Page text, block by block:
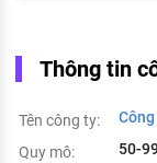
Thông tin
Tên công ty:
Quy mô:
50-